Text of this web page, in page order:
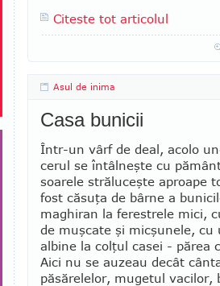
Citeste tot articolul
Asul de inima
Casa bunicii
Într-un vârf de deal, acolo
cerul se în­tâlneşte cu
soarele străluceşte aproa­pe
fost căsuţa de bârne a
maghiran la ferestrele mici,
de muş­cate şi micşunele, cu
albine la col­ţul casei - părea
Aici nu se auzeau decât
păsărelelor, mugetul vacilor,